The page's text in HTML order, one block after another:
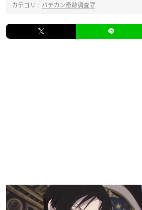
カテゴリ : バチカン奇跡調査官